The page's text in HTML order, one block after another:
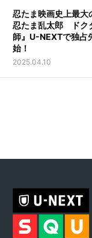
忍たま映画史上最大
忍たま乱太郎 ドク
師』U-NEXTで独占
始！
2025.04.10